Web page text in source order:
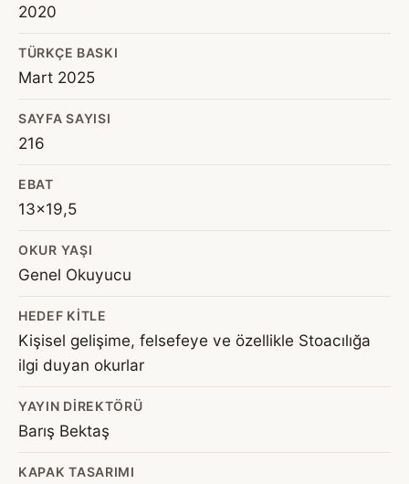
2020
TÜRKÇE BASKI
Mart 2025
SAYFA SAYISI
216
EBAT
13x19,5
OKUR YAŞI
Genel Okuyucu
HEDEF KITLE
Kişisel gelişime, felsefeye ve özellikle Stoacılığa
ilgi duyan okurlar
YAYIN DIREKTÖRÜ
Barış Bektaş
KAPAK TASARIMI